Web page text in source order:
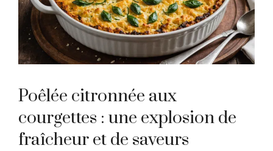
Poêlée citronnée aux
courgettes : une explosion de
fraîcheur et de saveurs